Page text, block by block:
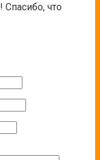
Спасибо, что